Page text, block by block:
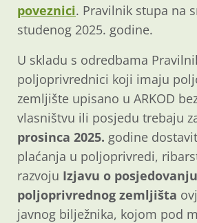
poveznici. Pravilnik stupa na
studenog 2025. godine.
U skladu s odredbama
poljoprivrednici koji imaju
zemljište upisano u ARKOD
vlasništvu ili posjedu trebaju
prosinca 2025. godine
plaćanja u poljoprivredi,
razvoju Izjavu o
poljoprivrednog zemljišta
javnog bilježnika, kojom pod